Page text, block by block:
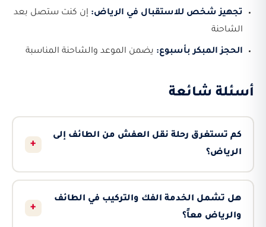
تجهيز شخص للاستقبال في الرياض: إن كنت ستصل بعد
الشاحنة
الحجز المبكر بأسبوع: يضمن الموعد والشاحنة المناسبة
أسئلة شائعة
كم تستغرق رحلة نقل العفش من الطائف إلى
الرياض؟
+
هل تشمل الخدمة الفك والتركيب في الطائف
والرياض معاً؟
+